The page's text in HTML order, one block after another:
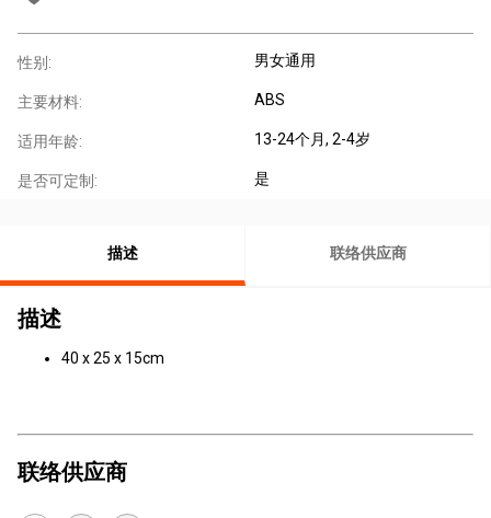
性别: 男女通用
主要材料: ABS
适用年龄: 13-24个月, 2-4岁
是否可定制: 是
描述 联络供应商
描述
40 x 25 x 15cm
联络供应商